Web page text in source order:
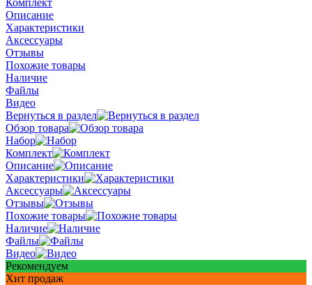
Описание
Характеристики
Аксессуары
Отзывы
Похожие товары
Наличие
Файлы
Видео
Вернуться в раздел
Обзор товара
Набор
Комплект
Описание
Характеристики
Аксессуары
Отзывы
Похожие товары
Наличие
Файлы
Видео
Рекомендуем
Хит продаж